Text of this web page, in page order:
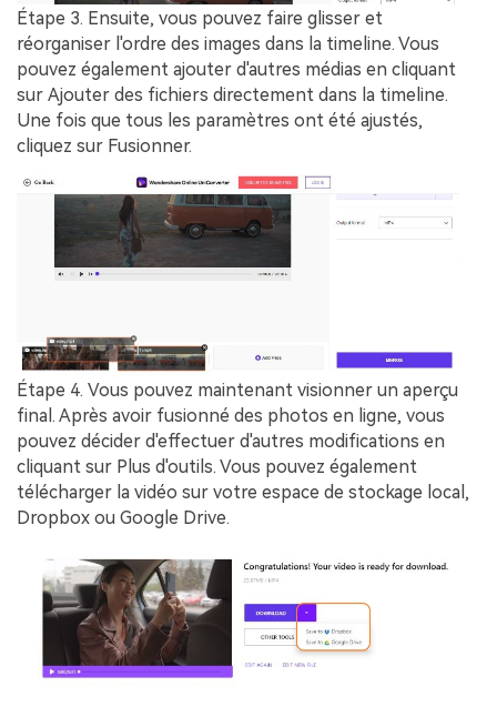
Étape 3. Ensuite, vous pouvez faire glisser et
réorganiser l'ordre des images dans la timeline. Vous
pouvez également ajouter d'autres médias en cliquant
sur Ajouter des fichiers directement dans la timeline.
Une fois que tous les paramètres ont été ajustés,
cliquez sur Fusionner.
Étape 4. Vous pouvez maintenant visionner un aperçu
final. Après avoir fusionné des photos en ligne, vous
pouvez décider d'effectuer d'autres modifications en
cliquant sur Plus d'outils. Vous pouvez également
télécharger la vidéo sur votre espace de stockage local,
Dropbox ou Google Drive.